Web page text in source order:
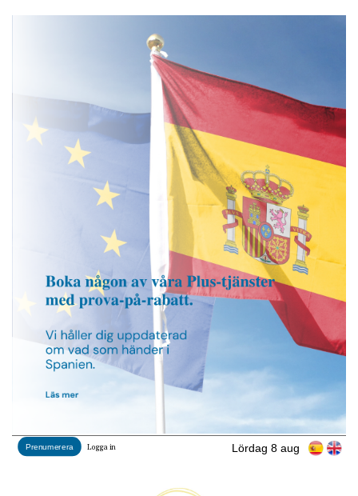
Lördag 8 aug
Prenumerera Logga in